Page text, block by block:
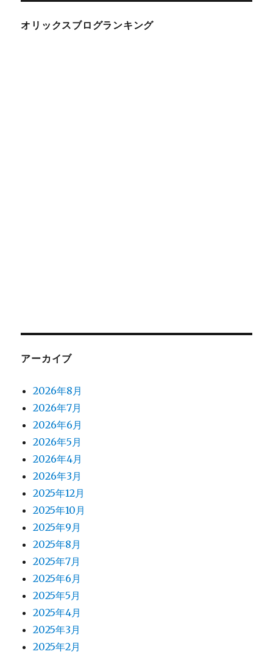
オリックスブログランキング
アーカイブ
2026年8月
2026年7月
2026年6月
2026年5月
2026年4月
2026年3月
2025年12月
2025年10月
2025年9月
2025年8月
2025年7月
2025年6月
2025年5月
2025年4月
2025年3月
2025年2月